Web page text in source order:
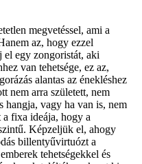
megvetéssel, ami a
az, hogy ezzel
el egy zongoristát, aki
van tehetsége, ez az,
alantas az énekléshez
nem arra született, nem
hangja, vagy ha van is, nem
a fixa ideája, hogy a
Képzeljük el, ahogy
billentyűvirtuózt a
tehetségekkel és